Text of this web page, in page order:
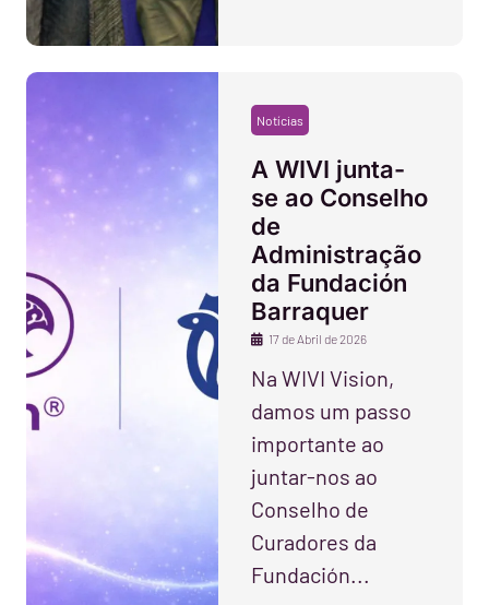
Notícias
A WIVI junta-
se ao Conselho
de
Administração
da Fundación
Barraquer
17 de Abril de 2026
Na WIVI Vision,
damos um passo
importante ao
juntar-nos ao
Conselho de
Curadores da
Fundación...